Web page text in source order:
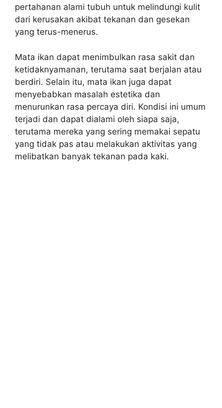
pertahanan alami tubuh untuk melindungi kulit
dari kerusakan akibat tekanan dan gesekan
yang terus-menerus.
Mata ikan dapat menimbulkan rasa sakit dan
ketidaknyamanan, terutama saat berjalan atau
berdiri. Selain itu, mata ikan juga dapat
menyebabkan masalah estetika dan
menurunkan rasa percaya diri. Kondisi ini umum
terjadi dan dapat dialami oleh siapa saja,
terutama mereka yang sering memakai sepatu
yang tidak pas atau melakukan aktivitas yang
melibatkan banyak tekanan pada kaki.